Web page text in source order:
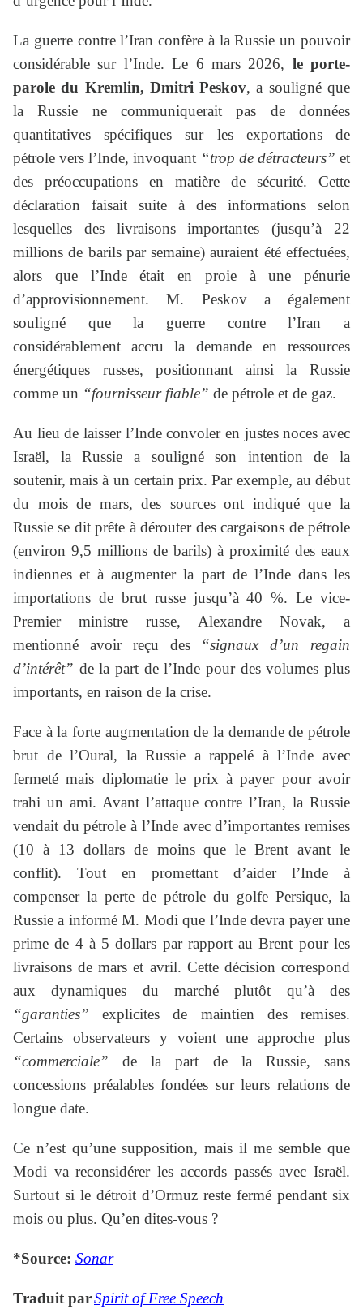
La guerre contre l’Iran confère à la Russie un pouvoir
considérable sur l’Inde. Le 6 mars 2026, le porte-
parole du Kremlin, Dmitri Peskov, a souligné que
la Russie ne communiquerait pas de données
quantitatives spécifiques sur les exportations de
pétrole vers l’Inde, invoquant “trop de détracteurs” et
des préoccupations en matière de sécurité. Cette
déclaration faisait suite à des informations selon
lesquelles des livraisons importantes (jusqu’à 22
millions de barils par semaine) auraient été effectuées,
alors que l’Inde était en proie à une pénurie
d’approvisionnement. M. Peskov a également
souligné que la guerre contre l’Iran a
considérablement accru la demande en ressources
énergétiques russes, positionnant ainsi la Russie
comme un “fournisseur fiable” de pétrole et de gaz.
Au lieu de laisser l’Inde convoler en justes noces avec
Israël, la Russie a souligné son intention de la
soutenir, mais à un certain prix. Par exemple, au début
du mois de mars, des sources ont indiqué que la
Russie se dit prête à dérouter des cargaisons de pétrole
(environ 9,5 millions de barils) à proximité des eaux
indiennes et à augmenter la part de l’Inde dans les
importations de brut russe jusqu’à 40 %. Le vice-
Premier ministre russe, Alexandre Novak, a
mentionné avoir reçu des “signaux d’un regain
d’intérêt” de la part de l’Inde pour des volumes plus
importants, en raison de la crise.
Face à la forte augmentation de la demande de pétrole
brut de l’Oural, la Russie a rappelé à l’Inde avec
fermeté mais diplomatie le prix à payer pour avoir
trahi un ami. Avant l’attaque contre l’Iran, la Russie
vendait du pétrole à l’Inde avec d’importantes remises
(10 à 13 dollars de moins que le Brent avant le
conflit). Tout en promettant d’aider l’Inde à
compenser la perte de pétrole du golfe Persique, la
Russie a informé M. Modi que l’Inde devra payer une
prime de 4 à 5 dollars par rapport au Brent pour les
livraisons de mars et avril. Cette décision correspond
aux dynamiques du marché plutôt qu’à des
“garanties” explicites de maintien des remises.
Certains observateurs y voient une approche plus
“commerciale” de la part de la Russie, sans
concessions préalables fondées sur leurs relations de
longue date.
Ce n’est qu’une supposition, mais il me semble que
Modi va reconsidérer les accords passés avec Israël.
Surtout si le détroit d’Ormuz reste fermé pendant six
mois ou plus. Qu’en dites-vous ?
*Source: Sonar
Traduit parSpirit of Free Speech